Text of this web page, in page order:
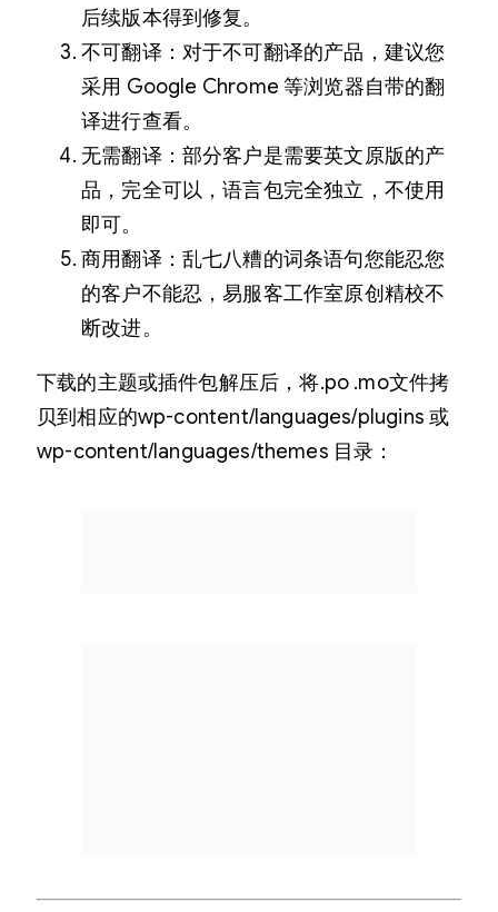
后续版本得到修复。
不可翻译：对于不可翻译的产品，建议您
采用 Google Chrome 等浏览器自带的翻
译进行查看。
无需翻译：部分客户是需要英文原版的产
品，完全可以，语言包完全独立，不使用
即可。
商用翻译：乱七八糟的词条语句您能忍您
的客户不能忍，易服客工作室原创精校不
断改进。
下载的主题或插件包解压后，将.po .mo文件拷
贝到相应的wp-content/languages/plugins 或
wp-content/languages/themes 目录：